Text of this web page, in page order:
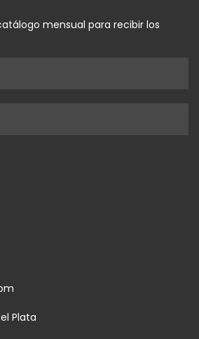
mensual para recibir los
Plata